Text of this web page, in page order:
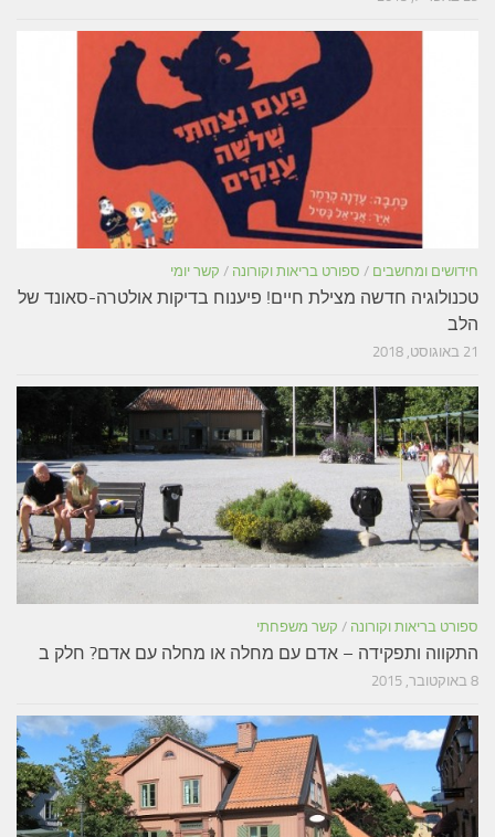
חידושים ומחשבים / ספורט בריאות וקורונה / קשר יומי
טכנולוגיה חדשה מצילת חיים! פיענוח בדיקות אולטרה-סאונד של
הלב
21 באוגוסט, 2018
ספורט בריאות וקורונה / קשר משפחתי
התקווה ותפקידה – אדם עם מחלה או מחלה עם אדם? חלק ב
8 באוקטובר, 2015